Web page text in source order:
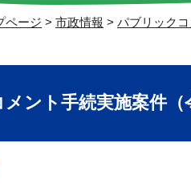
ページ > 市政情報 > パブリックコ
ント手続実施案件（